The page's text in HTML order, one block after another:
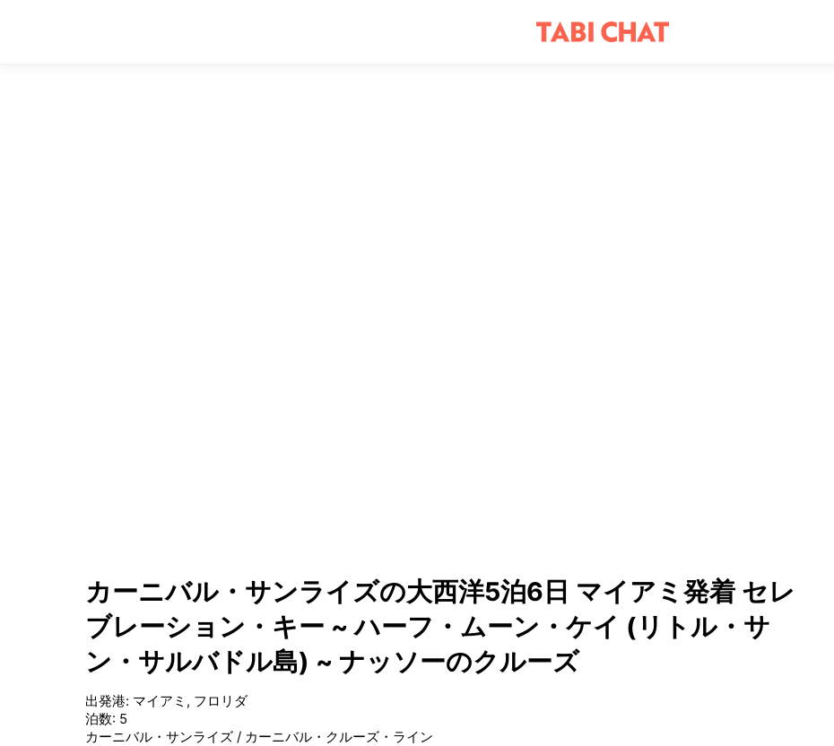
カーニバル・サンライズの大西洋5泊6日 マイアミ発着 セレ
ブレーション・キー ~ ハーフ・ムーン・ケイ (リトル・サ
ン・サルバドル島) ~ ナッソーのクルーズ
出発港: マイアミ, フロリダ
泊数: 5
カーニバル・サンライズ/ カーニバル・クルーズ・ライン